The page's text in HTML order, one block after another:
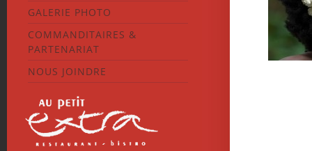
GALERIE PHOTO
COMMANDITAIRES &
PARTENARIAT
NOUS JOINDRE